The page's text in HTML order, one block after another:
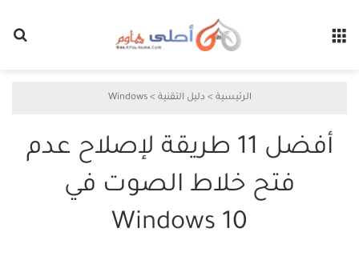
الرئيسية > دليل التقنية >
Windows
أفضل 11 طريقة لإصلاح عدم
فتح خلاط الصوت في
Windows 10